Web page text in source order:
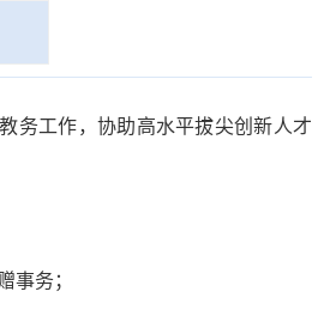
务工作，协助高水平拔尖创新人才
事务；